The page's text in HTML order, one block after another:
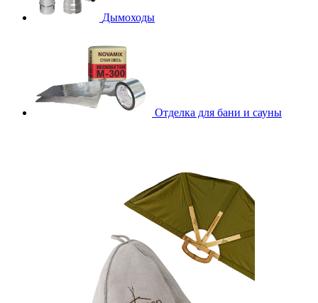
Дымоходы
Отделка для бани и сауны